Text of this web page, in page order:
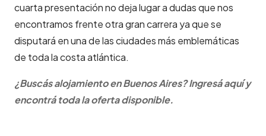
cuarta presentación no deja lugar a dudas que nos
encontramos frente otra gran carrera ya que se
disputará en una de las ciudades más emblemáticas
de toda la costa atlántica.
¿Buscás alojamiento en Buenos Aires? Ingresá aquí y
encontrá toda la oferta disponible.